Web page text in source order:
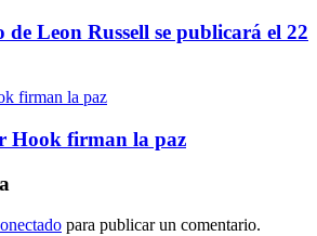
Leon Russell se publicará el 22
firman la paz
Hook firman la paz
para publicar un comentario.